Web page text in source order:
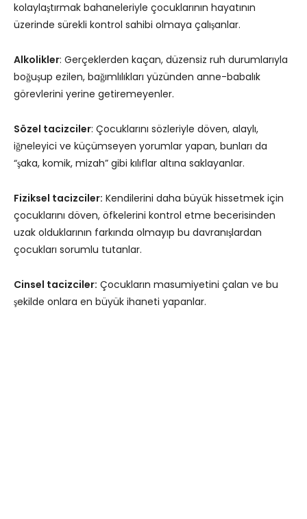
kolaylaştırmak bahaneleriyle çocuklarının hayatının
üzerinde sürekli kontrol sahibi olmaya çalışanlar.
Alkolikler: Gerçeklerden kaçan, düzensiz ruh durumlarıyla
boğuşup ezilen, bağımlılıkları yüzünden anne-babalık
görevlerini yerine getiremeyenler.
Sözel tacizciler: Çocuklarını sözleriyle döven, alaylı,
iğneleyici ve küçümseyen yorumlar yapan, bunları da
“şaka, komik, mizah” gibi kılıflar altına saklayanlar.
Fiziksel tacizciler: Kendilerini daha büyük hissetmek için
çocuklarını döven, öfkelerini kontrol etme becerisinden
uzak olduklarının farkında olmayıp bu davranışlardan
çocukları sorumlu tutanlar.
Cinsel tacizciler: Çocukların masumiyetini çalan ve bu
şekilde onlara en büyük ihaneti yapanlar.